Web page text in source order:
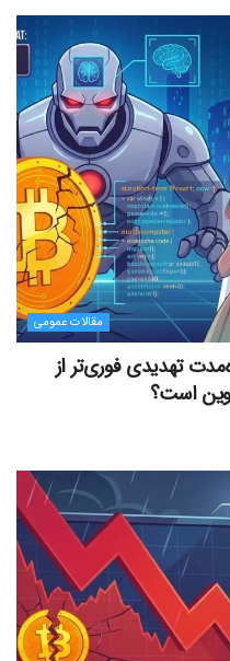
مقالات عمومی
تهدیدی فوری‌تر از
است؟